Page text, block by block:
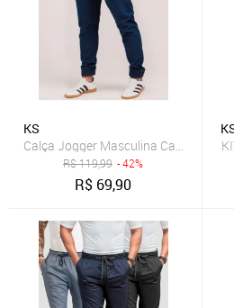
KS
Calça Jogger Masculina Casual
R$119,99 - 42%
R$ 69,90